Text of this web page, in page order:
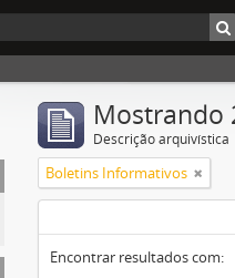
Mostrando
Descrição arquivística
Boletins Informativos
Encontrar resultados com: